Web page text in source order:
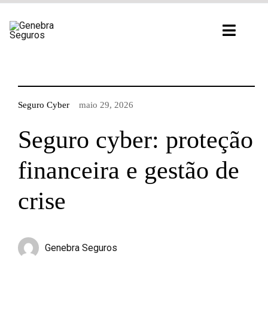
para
Seguro Cyber maio 29, 2026
Seguro cyber: proteção
financeira e gestão de
crise
Genebra Seguros